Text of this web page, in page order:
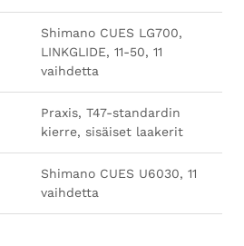
Shimano CUES LG700,
LINKGLIDE, 11-50, 11
vaihdetta
Praxis, T47-standardin
kierre, sisäiset laakerit
Shimano CUES U6030, 11
vaihdetta